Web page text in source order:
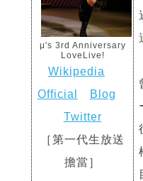
μ's 3rd Anniversary
LoveLive!
Wikipedia
Official
Blog
Twitter
［第一代生放送
擔當 ］